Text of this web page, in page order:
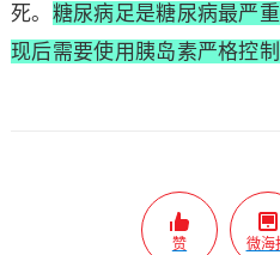
死。 糖尿病足是糖尿病最严
现后需要使用胰岛素严格控
赞 微海